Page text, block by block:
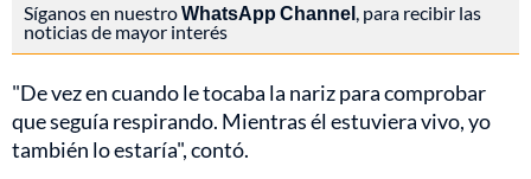
Síganos en nuestroWhatsApp Channel, para recibir las
noticias de mayor interés
"De vez en cuando le tocaba la nariz para comprobar
que seguía respirando. Mientras él estuviera vivo, yo
también lo estaría", contó.